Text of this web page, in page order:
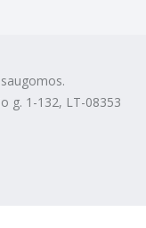
g. 1-132, LT-08353